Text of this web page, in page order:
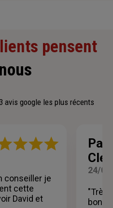
pensent
avis google les plus récents
conseiller je
cette
David et
24/
"Très
bons